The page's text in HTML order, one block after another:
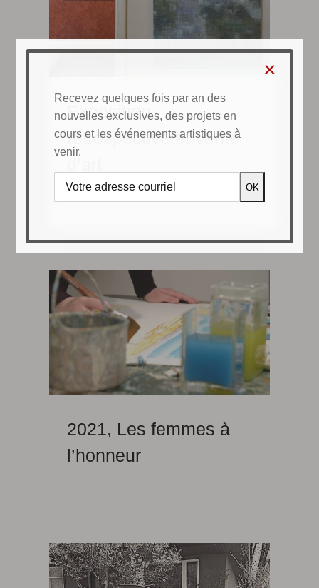
Exposition
rétrospective et vente
Exposition rétrospective et vente
2021, Les femmes à
l’honneur
Recevez quelques fois par an des
nouvelles exclusives, des projets en
cours et les événements artistiques à
venir.
×